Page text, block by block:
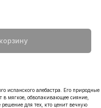
испанского алебастра. Его природные
в мягкое, обволакивающее сияние,
для тех, кто ценит вечную